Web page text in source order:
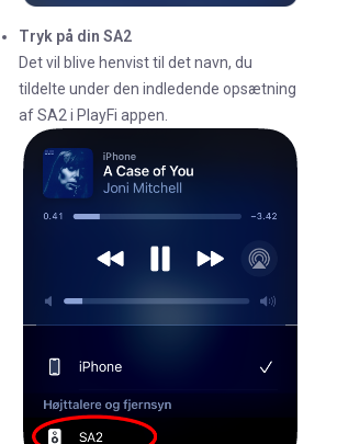
Tryk på din SA2
Det vil blive henvist til det navn, du
tildelte under den indledende opsætning
af SA2 i PlayFi appen.